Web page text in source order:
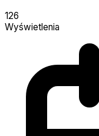
126
Wyświetlenia